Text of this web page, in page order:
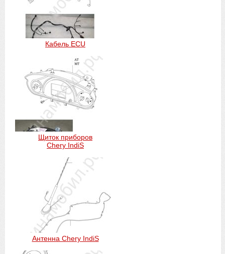
Кабель ECU
Щиток приборов
Chery IndiS
Антенна Chery IndiS